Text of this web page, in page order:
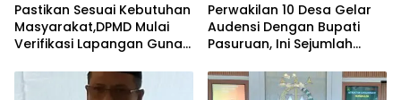
Pastikan Sesuai Kebutuhan
Masyarakat,DPMD Mulai
Verifikasi Lapangan Guna
Perwakilan 10 Desa Gelar
Audensi Dengan Bupati
Pasuruan, Ini Sejumlah